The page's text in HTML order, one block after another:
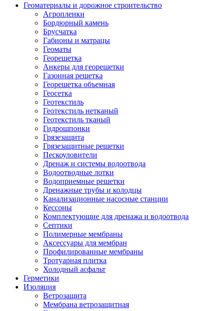
Геоматериалы и дорожное строительство
Агропленки
Бордюрный камень
Брусчатка
Габионы и матрацы
Геоматы
Георешетка
Анкеры для георешетки
Газонная решетка
Георешетка объемная
Геосетка
Геотекстиль
Геотекстиль нетканый
Геотекстиль тканый
Гидрошпонки
Грязезащита
Грязезащитные решетки
Пескоуловители
Дренаж и системы водоотвода
Водоотводные лотки
Водоприемные решетки
Дренажные трубы и колодцы
Канализационные насосные станции
Кессоны
Комплектующие для дренажа и водоотвода
Септики
Полимерные мембраны
Аксессуары для мембран
Профилированные мембраны
Тротуарная плитка
Холодный асфальт
Герметики
Изоляция
Ветрозащита
Мембрана ветрозащитная